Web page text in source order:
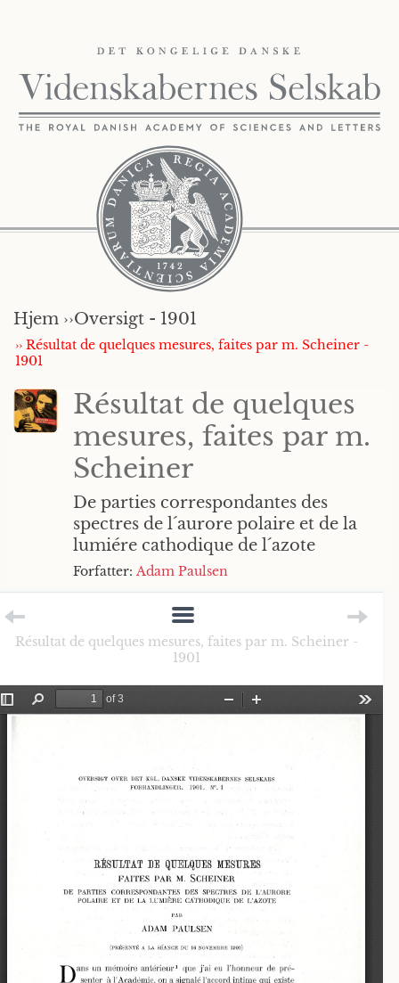
Hjem ››Oversigt - 1901
›› Résultat de quelques mesures, faites par m. Scheiner -
1901
Résultat de quelques
mesures, faites par m.
Scheiner
De parties correspondantes des
spectres de l´aurore polaire et de la
lumiére cathodique de l´azote
Forfatter: Adam Paulsen
Résultat de quelques mesures, faites par m. Scheiner -
1901